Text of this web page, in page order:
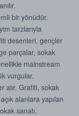
bir yönüdür.
tarzlarıyla
desenleri, gençler
parçalar, sokak
mainstream
vurgular.
alır. Grafiti, sokak
alanlara yapılan
sanatı,